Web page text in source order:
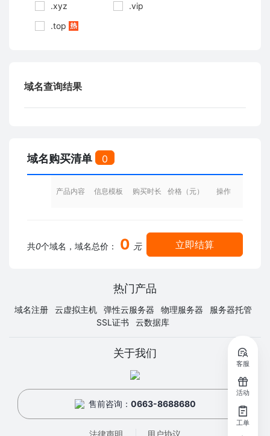
.xyz
.vip
.top
域名查询结果
域名购买清单 0
产品内容 信息模板 购买时长 价格（元） 操作
共0个域名，域名总价： 0 元 立即结算
热门产品
域名注册 云虚拟主机 弹性云服务器 物理服务器
服务器托管
SSL证书
云数据库
关于我们
售前咨询： 0663-8688680
法律声明 用户协议
客服
活动
工单